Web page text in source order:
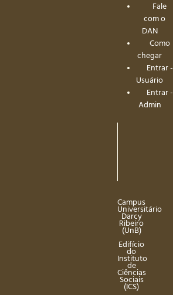
Fale
com o
DAN
Como
chegar
Entrar -
Usuário
Entrar -
Admin
Campus
Universitário
Darcy
Ribeiro
(UnB)
Edifício
do
Instituto
de
Ciências
Sociais
(ICS)